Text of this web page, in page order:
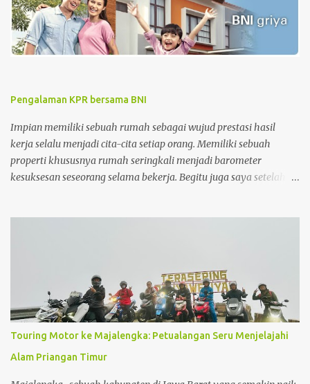
batas akhir periode perjanjian KPR. Apalagi untuk periode awal
KPR, bagi nasabah KPR konvensional, besaran biaya bunga lebih
besar dari biaya pokok KPR itu sendiri. Tahap awal KPR adalah
tahap-tahap melatih kesabaran. Namun, semakin cepat
saat itu dan keuntungan penjualan yang didapatkan jauh lebih
besar daripada menunggu sampai periode KPR jatuh tempo.
Pengalaman KPR bersama BNI
Impian memiliki sebuah rumah sebagai wujud prestasi hasil
kerja selalu menjadi cita-cita setiap orang. Memiliki sebuah
properti khususnya rumah seringkali menjadi barometer
kesuksesan seseorang selama bekerja. Begitu juga saya setelah 5
bertambah setiap tahunnya, membeli rumah juga menjadi
investasi yang mampu menghemat pengeluaran seperti biaya kos
yang biaya per bulannya saat ini sudah hampir menyamai cicilan
membeli rumah itu sendiri .
Touring Motor ke Majalengka: Petualangan Seru Menjelajahi
Alam Priangan Timur